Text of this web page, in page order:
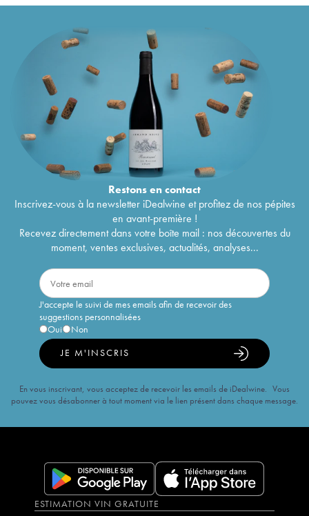
Restons encontact
Inscrivez-vous à la newsletter iDealwine et profitez de nos pépites
en avant-première !
Recevez directement dans votre boîte mail : nos découvertes du
moment, ventes exclusives, actualités, analyses...
J'accepte le suivi de mes emails afin de recevoir des
suggestions personnalisées
Oui
Non
JE M'INSCRIS
En vous inscrivant, vous acceptez de recevoir les emails de iDealwine. Vous
pouvez vous désabonner à tout moment via le lien présent dans chaque message.
ESTIMATION VIN GRATUITE